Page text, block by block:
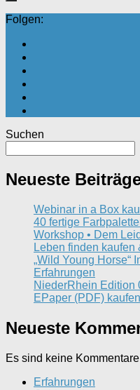
Folgen:
Suchen
Neueste
Webinar in a Box
40 fertige
Workshop • Dem
Leben finden kaufen
„Wild Young Horse“
Erfahrungen
NiederRhein Edition
EPaper (PDF)
Neueste
Es sind keine
Erfahrungen